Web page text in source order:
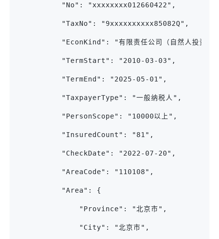
"No": "xxxxxxxx012660422",
"TaxNo": "9xxxxxxxxxx85082Q",
"EconKind": "有限责任公司（自然人投资或
"TermStart": "2010-03-03",
"TermEnd": "2025-05-01",
"TaxpayerType": "一般纳税人",
"PersonScope": "10000以上",
"InsuredCount": "81",
"CheckDate": "2022-07-20",
"AreaCode": "110108",
"Area": {
"Province": "北京市",
"City": "北京市",